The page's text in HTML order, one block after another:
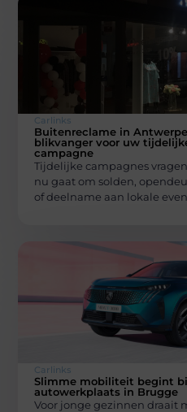
Carlinks
Buitenreclame in
blikvanger voor uw
campagne
Tijdelijke campagnes
nu gaat om solden,
of deelname aan lokale
Carlinks
Slimme mobiliteit begint
autowerkplaats in Brugge
Voor jonge gezinnen draait